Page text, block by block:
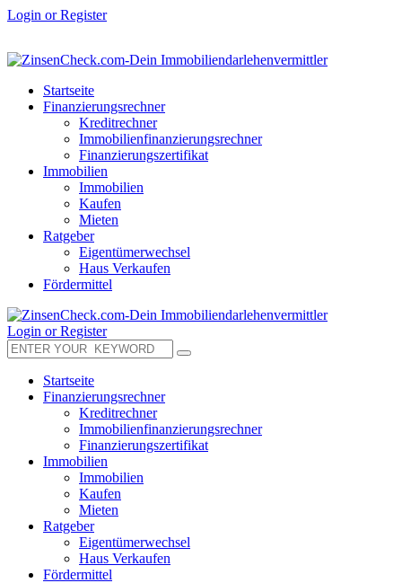
Login or Register
Startseite
Finanzierungsrechner
Kreditrechner
Immobilienfinanzierungsrechner
Finanzierungszertifikat
Immobilien
Immobilien
Kaufen
Mieten
Ratgeber
Eigentümerwechsel
Haus Verkaufen
Fördermittel
Login or Register
Startseite
Finanzierungsrechner
Kreditrechner
Immobilienfinanzierungsrechner
Finanzierungszertifikat
Immobilien
Immobilien
Kaufen
Mieten
Ratgeber
Eigentümerwechsel
Haus Verkaufen
Fördermittel